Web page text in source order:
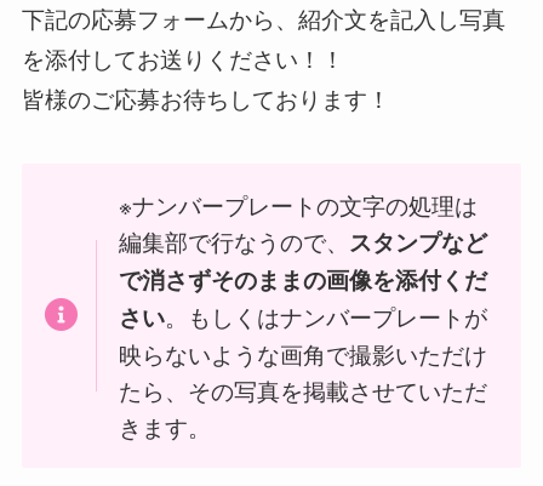
下記の応募フォームから、紹介文を記入し写真
を添付してお送りください！！
皆様のご応募お待ちしております！
※ナンバープレートの文字の処理は
編集部で行なうので、 スタンプなど
で消さずそのままの画像を添付くだ
さい。もしくはナンバープレートが
映らないような画角で撮影いただけ
たら、その写真を掲載させていただ
きます。